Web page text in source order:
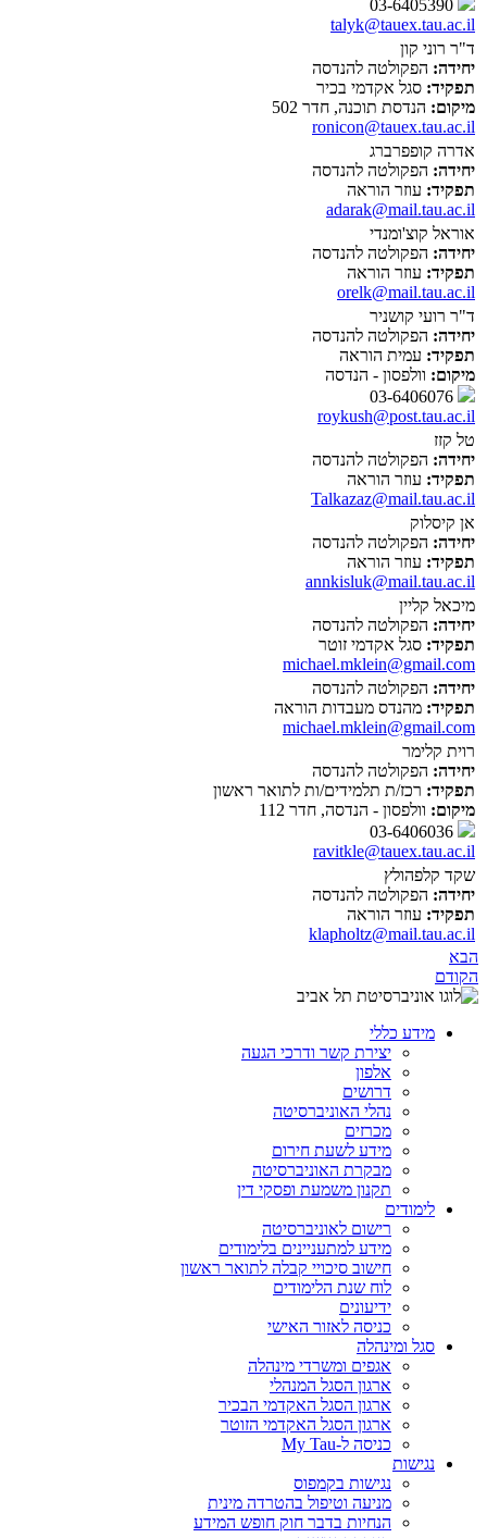
talyk@tauex.tau.ac.il
ד"ר רוני קון
יחידה: הפקולטה להנדסה
תפקיד: סגל אקדמי בכיר
מיקום: הנדסת תוכנה, חדר 502
ronicon@tauex.tau.ac.il
אדרה קופפרברג
יחידה: הפקולטה להנדסה
תפקיד: עוזר הוראה
adarak@mail.tau.ac.il
אוראל קוצ'ומנדי
יחידה: הפקולטה להנדסה
תפקיד: עוזר הוראה
orelk@mail.tau.ac.il
ד"ר רועי קושניר
יחידה: הפקולטה להנדסה
תפקיד: עמית הוראה
מיקום: וולפסון - הנדסה
roykush@post.tau.ac.il
טל קזז
יחידה: הפקולטה להנדסה
תפקיד: עוזר הוראה
Talkazaz@mail.tau.ac.il
אן קיסלוק
יחידה: הפקולטה להנדסה
תפקיד: עוזר הוראה
annkisluk@mail.tau.ac.il
מיכאל קליין
יחידה: הפקולטה להנדסה
תפקיד: סגל אקדמי זוטר
michael.mklein@gmail.com
יחידה: הפקולטה להנדסה
תפקיד: מהנדס מעבדות הוראה
michael.mklein@gmail.com
רוית קלימר
יחידה: הפקולטה להנדסה
תפקיד: רכז/ת תלמידים/ות לתואר ראשון
מיקום: וולפסון - הנדסה, חדר 112
ravitkle@tauex.tau.ac.il
שקד קלפהולץ
יחידה: הפקולטה להנדסה
תפקיד: עוזר הוראה
klapholtz@mail.tau.ac.il
הבא
הקודם
מידע כללי
יצירת קשר ודרכי הגעה
אלפון
דרושים
נהלי האוניברסיטה
מכרזים
מידע לשעת חירום
מבקרת האוניברסיטה
תקנון משמעת ופסקי דין
לימודים
רישום לאוניברסיטה
מידע למתעניינים בלימודים
חישוב סיכויי קבלה לתואר ראשון
לוח שנת הלימודים
ידיעונים
כניסה לאזור האישי
סגל ומינהלה
אגפים ומשרדי מינהלה
ארגון הסגל המנהלי
ארגון הסגל האקדמי הבכיר
ארגון הסגל האקדמי הזוטר
כניסה ל-My Tau
נגישות
נגישות בקמפוס
מניעה וטיפול בהטרדה מינית
הנחיות בדבר חוק חופש המידע